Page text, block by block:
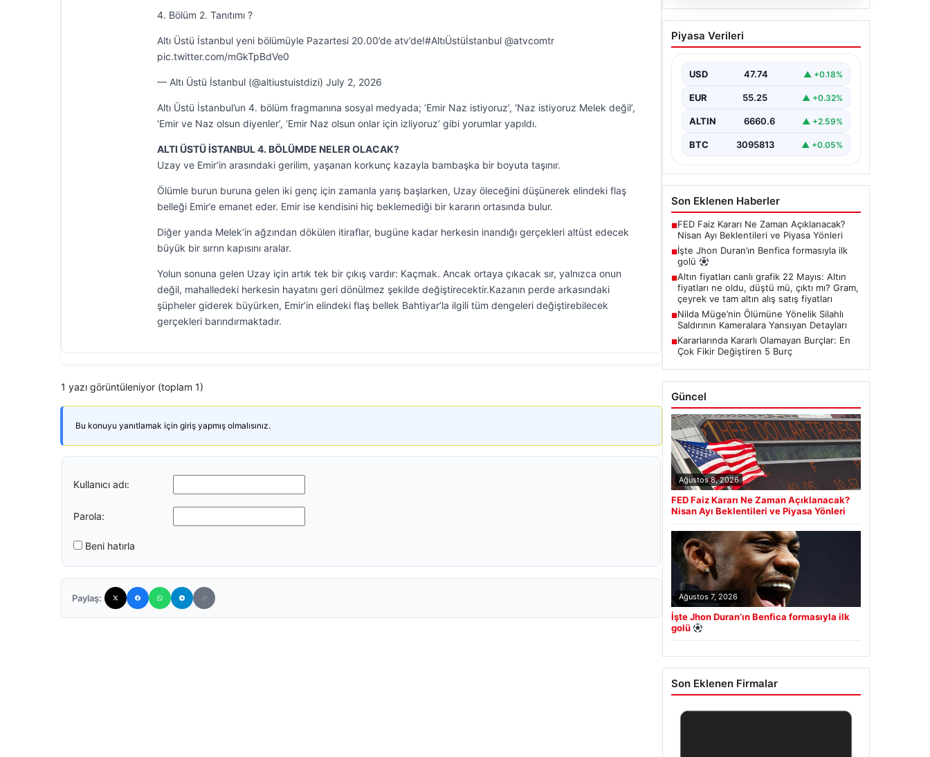
4. Bölüm 2. Tanıtımı ?
Altı Üstü İstanbul yeni bölümüyle Pazartesi 20.00’de atv’de!#AltıÜstüİstanbul @atvcomtr
pic.twitter.com/mGkTpBdVe0
— Altı Üstü İstanbul (@altiustuistdizi) July 2, 2026
Altı Üstü İstanbul’un 4. bölüm fragmanına sosyal medyada; ‘Emir Naz istiyoruz’, ‘Naz istiyoruz Melek değil’,
‘Emir ve Naz olsun diyenler’, ‘Emir Naz olsun onlar için izliyoruz’ gibi yorumlar yapıldı.
ALTI ÜSTÜ İSTANBUL 4. BÖLÜMDE NELER OLACAK?
Uzay ve Emir’in arasındaki gerilim, yaşanan korkunç kazayla bambaşka bir boyuta taşınır.
Ölümle burun buruna gelen iki genç için zamanla yarış başlarken, Uzay öleceğini düşünerek elindeki flaş
belleği Emir’e emanet eder. Emir ise kendisini hiç beklemediği bir kararın ortasında bulur.
Diğer yanda Melek’in ağzından dökülen itiraflar, bugüne kadar herkesin inandığı gerçekleri altüst edecek
büyük bir sırrın kapısını aralar.
Yolun sonuna gelen Uzay için artık tek bir çıkış vardır: Kaçmak. Ancak ortaya çıkacak sır, yalnızca onun
değil, mahalledeki herkesin hayatını geri dönülmez şekilde değiştirecektir.Kazanın perde arkasındaki
şüpheler giderek büyürken, Emir’in elindeki flaş bellek Bahtiyar’la ilgili tüm dengeleri değiştirebilecek
gerçekleri barındırmaktadır.
1 yazı görüntüleniyor (toplam 1)
Bu konuyu yanıtlamak için giriş yapmış olmalısınız.
Kullanıcı adı:
Parola:
Beni hatırla
Paylaş:
07.08.2026
İşte Jhon Duran’ın Benfica
formasıyla ilk golü
Piyasa Verileri
USD 47.74 ▲ +0.18%
EUR 55.25 ▲ +0.32%
ALTIN 6660.6 ▲ +2.59%
BTC 3095813 ▲ +0.05%
Son Eklenen Haberler
■FED Faiz Kararı Ne Zaman Açıklanacak?
Nisan Ayı Beklentileri ve Piyasa Yönleri
■İşte Jhon Duran’ın Benfica formasıyla ilk
golü
■Altın fiyatları canlı grafik 22 Mayıs: Altın
fiyatları ne oldu, düştü mü, çıktı mı? Gram,
çeyrek ve tam altın alış satış fiyatları
■Nilda Müge’nin Ölümüne Yönelik Silahlı
Saldırının Kameralara Yansıyan Detayları
■Kararlarında Kararlı Olamayan Burçlar: En
Çok Fikir Değiştiren 5 Burç
Güncel
Ağustos 8, 2026
FED Faiz Kararı Ne Zaman Açıklanacak?
Nisan Ayı Beklentileri ve Piyasa Yönleri
Ağustos 7, 2026
İşte Jhon Duran’ın Benfica formasıyla ilk
golü
Son Eklenen Firmalar